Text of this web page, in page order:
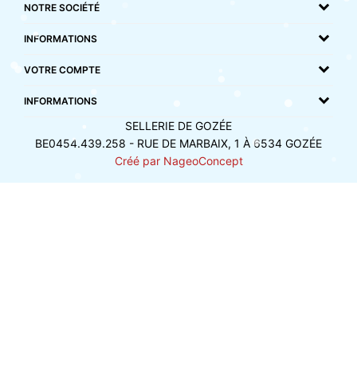
NOTRE SOCIÉTÉ
INFORMATIONS
VOTRE COMPTE
INFORMATIONS
SELLERIE DE GOZÉE
BE0454.439.258 - RUE DE MARBAIX, 1 À 6534 GOZÉE
Créé par NageoConcept